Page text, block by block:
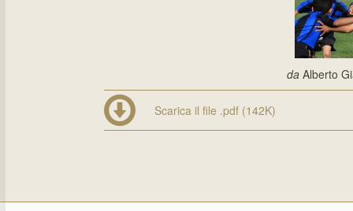
daAlberto
Scarica il file .pdf (142K)